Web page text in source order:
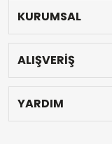
KURUMSAL
ALIŞVERİŞ
YARDIM